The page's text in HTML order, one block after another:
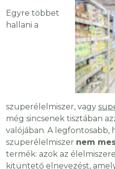
Egyre többet
hallani a
szuperélelmiszer, vagy
még sincsenek tisztában
valójában. A legfontosabb,
szuperélelmiszer nem
termék: azok az
kitüntető elnevezést,